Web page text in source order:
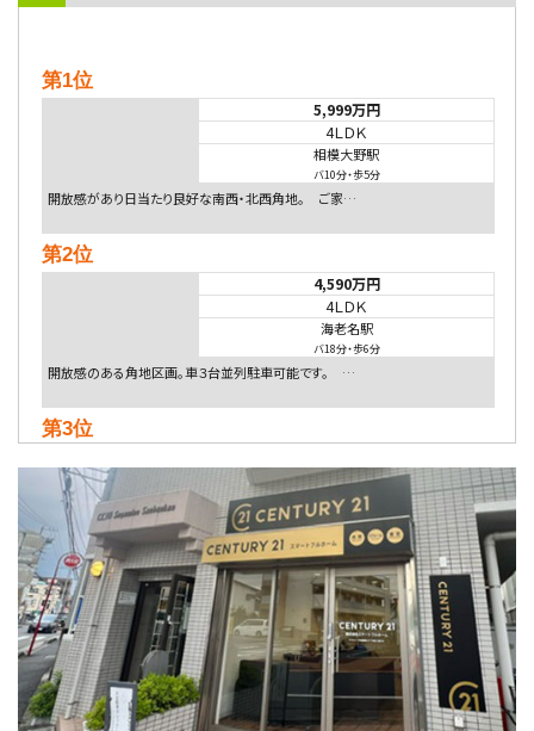
第1位
5,999万円
4ＬＤＫ
相模大野駅
バ10分・歩5分
開放感があり日当たり良好な南西・北西角地。 ご家…
第2位
4,590万円
4ＬＤＫ
海老名駅
バ18分・歩6分
開放感のある角地区画。車３台並列駐車可能です。 …
第3位
4ＬＤＫ
相模大野駅
バ9分・歩4分
２０１５年６月築、積水ハウス施工住宅です。 南東…
第4位
4,080万円
4ＬＤＫ
淵野辺駅
歩17分
南側道路に面しており日当たり良好。 キッチンから…